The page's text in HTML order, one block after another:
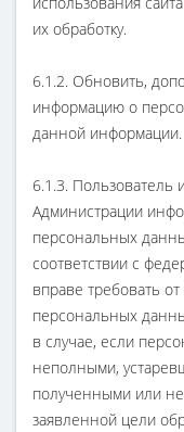
их обработку.
6.1.2. Обновить,
информацию о
данной информации.
6.1.3. Пользователь
Администрации
персональных
соответствии с
вправе требовать
персональных
в случае, если
неполными,
полученными или
заявленной цели